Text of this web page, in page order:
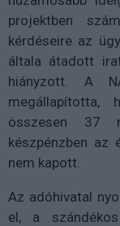
projektben
kérdéseire az
általa átadott
hiányzott. A
összesen 37
készpénzben az
nem kapott.
Az adóhivatal
el, a